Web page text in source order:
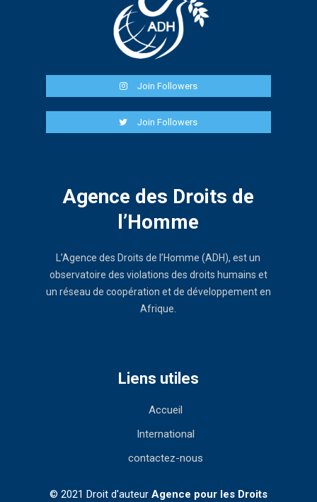
Join Followers
Join Followers
Agence des Droits de
l’Homme
L’Agence des Droits de l’Homme (ADH), est un
observatoire des violations des droits humains et
un réseau de coopération et de développement en
Afrique.
Liens utiles
Accueil
International
contactez-nous
© 2021 Droit d'auteur Agence pour les Droits